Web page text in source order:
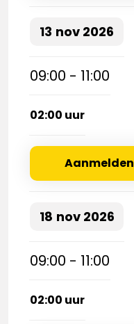
13 nov 2026
09:00 - 11:00
02:00 uur
Aanmelden
18 nov2026
09:00 - 11:00
02:00 uur